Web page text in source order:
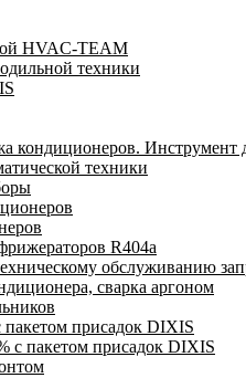
HVAC-TEAM
техники
кондиционеров. Инструмент
техники
R404a
обслуживанию
сварка аргоном
пакетом присадок DIXIS
с пакетом присадок DIXIS